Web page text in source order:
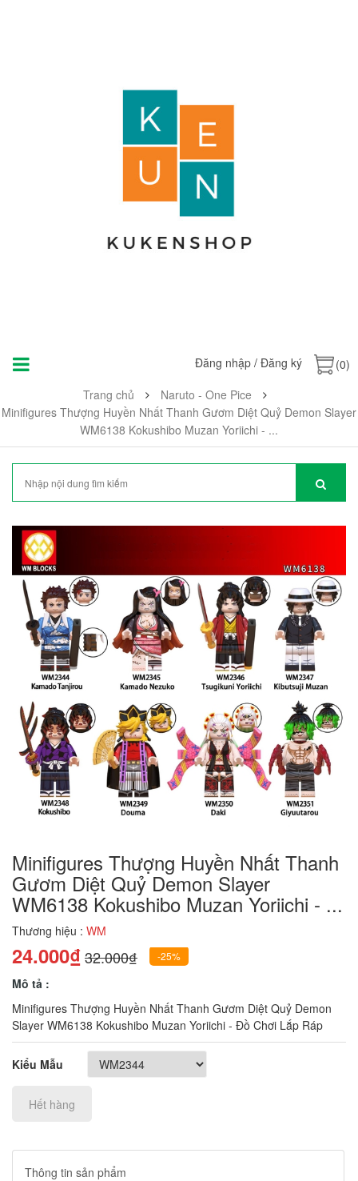
Đăng nhập / Đăng ký
(0)
Trang chủ
Naruto - One Pice
Minifigures Thượng Huyền Nhất Thanh Gươm Diệt Quỷ Demon Slayer
WM6138 Kokushibo Muzan Yoriichi - ...
Minifigures Thượng Huyền Nhất Thanh
Gươm Diệt Quỷ Demon Slayer
WM6138 Kokushibo Muzan Yoriichi - ...
Thương hiệu : WM
24.000₫32.000₫ -25%
Mô tả :
Minifigures Thượng Huyền Nhất Thanh Gươm Diệt Quỷ Demon
Slayer WM6138 Kokushibo Muzan Yoriichi - Đồ Chơi Lắp Ráp
Kiểu Mẫu
Hết hàng
Thông tin sản phẩm